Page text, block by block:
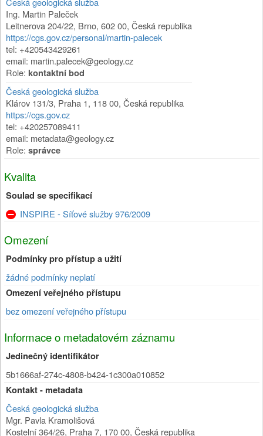
Ing. Martin Paleček
Leitnerova 204/22, Brno, 602 00, Česká republika
https://cgs.gov.cz/personal/martin-palecek
tel: +420543429261
email: martin.palecek@geology.cz
Role: kontaktní bod
Česká geologická služba
Klárov 131/3, Praha 1, 118 00, Česká republika
https://cgs.gov.cz
tel: +420257089411
email: metadata@geology.cz
Role: správce
Kvalita
Soulad se specifikací
INSPIRE - Síťové služby 976/2009
Omezení
Podmínky pro přístup a užití
žádné podmínky neplatí
Omezení veřejného přístupu
bez omezení veřejného přístupu
Informace o metadatovém záznamu
Jedinečný identifikátor
5b1666af-274c-4808-b424-1c300a010852
Kontakt - metadata
Česká geologická služba
Mgr. Pavla Kramolišová
Kostelní 364/26, Praha 7, 170 00, Česká republika